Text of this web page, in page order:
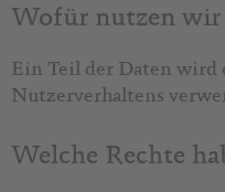
Wofür nutzen wir
Ein Teil der Daten wird
Nutzerverhaltens
Welche Rechte